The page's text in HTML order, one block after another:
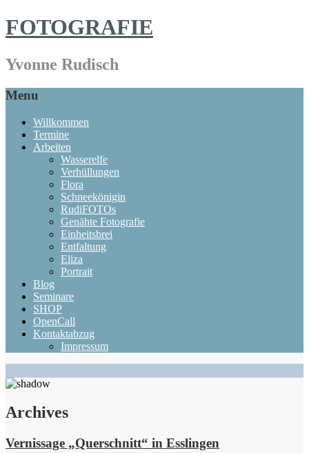
FOTOGRAFIE
Yvonne Rudisch
Menu
Willkommen
Termine
Arbeiten
Wasserelfe
Verhüllungen
Flora
Schneekönigin
RudiFOTOs
Genähte Fotografie
Einheitsbrei
Entfaltung
Eliza
Portrait
Blog
Seminare
SHOP
OpenCall
Kontaktabzug
Impressum
Archives
Vernissage „Querschnitt“ in Esslingen